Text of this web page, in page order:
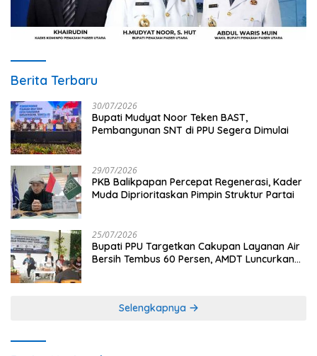
Berita Terbaru
30/07/2026
Bupati Mudyat Noor Teken BAST,
Pembangunan SNT di PPU Segera Dimulai
29/07/2026
PKB Balikpapan Percepat Regenerasi, Kader
Muda Diprioritaskan Pimpin Struktur Partai
25/07/2026
Bupati PPU Targetkan Cakupan Layanan Air
Bersih Tembus 60 Persen, AMDT Luncurkan
Selengkapnya